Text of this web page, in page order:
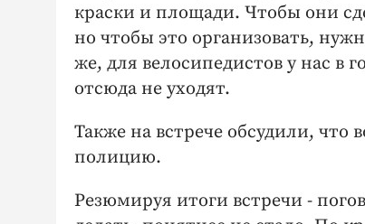
краски и площади. Чтобы они
но чтобы это организовать,
же, для велосипедистов у нас в
отсюда не уходят.
Также на встрече обсудили,
полицию.
Резюмируя итоги встречи -